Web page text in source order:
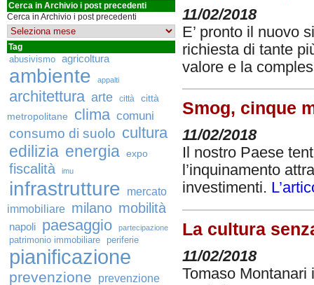
Cerca in Archivio i post precedenti
Cerca in Archivio i post precedenti
Tag
abusivismo agricoltura
ambiente appalti
architettura arte città
città
metropolitane
clima comuni
consumo di suolo cultura
edilizia energia expo
fiscalità imu
infrastrutture
mercato
immobiliare milano mobilità
napoli paesaggio partecipazione
patrimonio immobiliare periferie
pianificazione
prevenzione
prevenzione
11/02/2018
E’ pronto il nuovo
richiesta di tante
valore e la
Smog, cinque
11/02/2018
Il nostro Paese
l’inquinamento
investimenti.
La cultura
11/02/2018
Tomaso